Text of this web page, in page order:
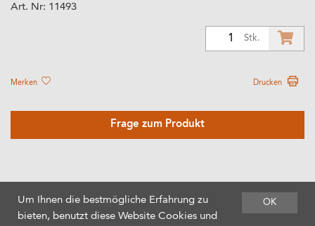
Art. Nr: 11493
Stk.
Merken Drucken
Frage zum Produkt
OK
Um Ihnen die bestmögliche Erfahrung zu
bieten, benutzt diese Website Cookies und